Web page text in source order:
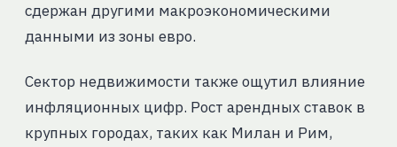
сдержан другими макроэкономическими
данными из зоны евро.
Сектор недвижимости также ощутил влияние
инфляционных цифр. Рост арендных ставок в
крупных городах, таких как Милан и Рим,